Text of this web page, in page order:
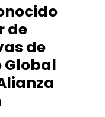
de
de
Global